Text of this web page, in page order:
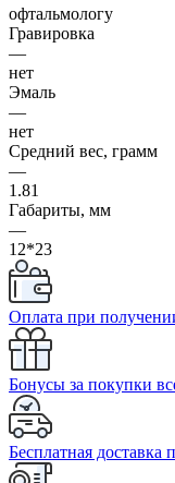
офтальмологу
Гравировка
—
нет
Эмаль
—
нет
Средний вес, грамм
—
1.81
Габариты, мм
—
12*23
Оплата при
Бонусы за покупки
Бесплатная доставка